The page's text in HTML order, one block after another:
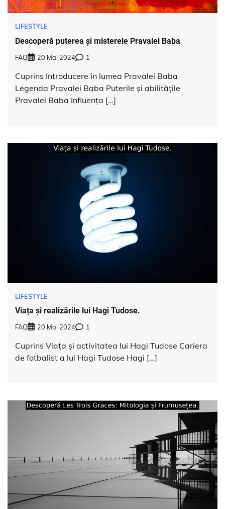
LIFESTYLE
Descoperă puterea și misterele Pravalei Baba
FAQ 20 Mai 2024 1
Cuprins Introducere în lumea Pravalei Baba
Legenda Pravalei Baba Puterile și abilitățile
Pravalei Baba Influența […]
LIFESTYLE
Viața și realizările lui Hagi Tudose.
FAQ 20 Mai 2024 1
Cuprins Viața și activitatea lui Hagi Tudose Cariera
de fotbalist a lui Hagi Tudose Hagi […]